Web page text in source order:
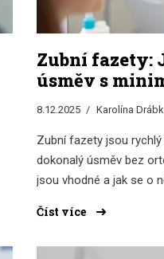
Zubní fazety:
úsměv s
maximálním
8.12.2025 Karolína
Zubní fazety jsou
dokonalý úsměv bez
jsou vhodné a jak se o
Číst více